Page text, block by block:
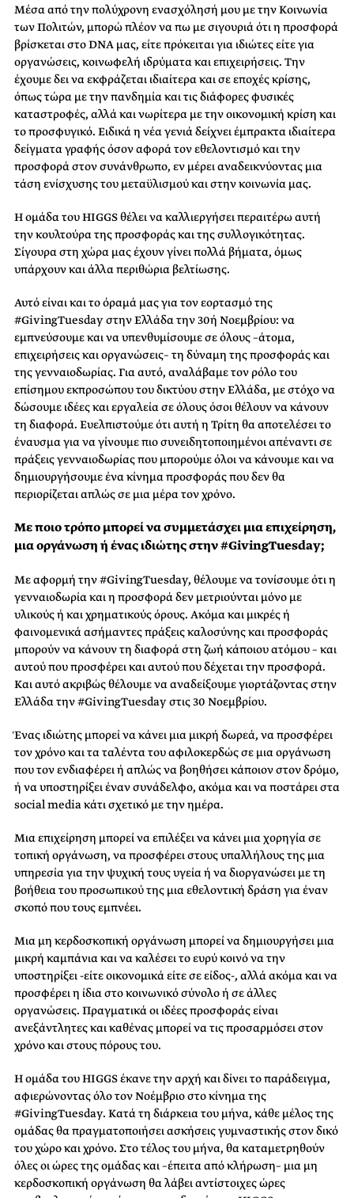
Μέσα από την πολύχρονη ενασχόλησή μου με την Κοινωνία
των Πολιτών, μπορώ πλέον να πω με σιγουριά ότι η προσφορά
βρίσκεται στο DNA μας, είτε πρόκειται για ιδιώτες είτε για
οργανώσεις, κοινωφελή ιδρύματα και επιχειρήσεις. Την
έχουμε δει να εκφράζεται ιδιαίτερα και σε εποχές κρίσης,
όπως τώρα με την πανδημία και τις διάφορες φυσικές
καταστροφές, αλλά και νωρίτερα με την οικονομική κρίση και
το προσφυγικό. Ειδικά η νέα γενιά δείχνει έμπρακτα ιδιαίτερα
δείγματα γραφής όσον αφορά τον εθελοντισμό και την
προσφορά στον συνάνθρωπο, εν μέρει αναδεικνύοντας μια
τάση ενίσχυσης του μεταϋλισμού και στην κοινωνία μας.
Η ομάδα του HIGGS θέλει να καλλιεργήσει περαιτέρω αυτή
την κουλτούρα της προσφοράς και της συλλογικότητας.
Σίγουρα στη χώρα μας έχουν γίνει πολλά βήματα, όμως
υπάρχουν και άλλα περιθώρια βελτίωσης.
Αυτό είναι και το όραμά μας για τον εορτασμό της
#GivingTuesday στην Ελλάδα την 30ή Νοεμβρίου: να
εμπνεύσουμε και να υπενθυμίσουμε σε όλους –άτομα,
επιχειρήσεις και οργανώσεις– τη δύναμη της προσφοράς και
της γενναιοδωρίας. Για αυτό, αναλάβαμε τον ρόλο του
επίσημου εκπροσώπου του δικτύου στην Ελλάδα, με στόχο να
δώσουμε ιδέες και εργαλεία σε όλους όσοι θέλουν να κάνουν
τη διαφορά. Ευελπιστούμε ότι αυτή η Τρίτη θα αποτελέσει το
έναυσμα για να γίνουμε πιο συνειδητοποιημένοι απέναντι σε
πράξεις γενναιοδωρίας που μπορούμε όλοι να κάνουμε και να
δημιουργήσουμε ένα κίνημα προσφοράς που δεν θα
περιορίζεται απλώς σε μια μέρα τον χρόνο.
Με ποιο τρόπο μπορεί να συμμετάσχει μια επιχείρηση,
μια οργάνωση ή ένας ιδιώτης στην #GivingTuesday;
Με αφορμή την #GivingTuesday, θέλουμε να τονίσουμε ότι η
γενναιοδωρία και η προσφορά δεν μετριούνται μόνο με
υλικούς ή και χρηματικούς όρους. Ακόμα και μικρές ή
φαινομενικά ασήμαντες πράξεις καλοσύνης και προσφοράς
μπορούν να κάνουν τη διαφορά στη ζωή κάποιου ατόμου – και
αυτού που προσφέρει και αυτού που δέχεται την προσφορά.
Και αυτό ακριβώς θέλουμε να αναδείξουμε γιορτάζοντας στην
Ελλάδα την #GivingTuesday στις 30 Νοεμβρίου.
Ένας ιδιώτης μπορεί να κάνει μια μικρή δωρεά, να προσφέρει
τον χρόνο και τα ταλέντα του αφιλοκερδώς σε μια οργάνωση
που τον ενδιαφέρει ή απλώς να βοηθήσει κάποιον στον δρόμο,
ή να υποστηρίξει έναν συνάδελφο, ακόμα και να ποστάρει στα
social media κάτι σχετικό με την ημέρα.
Μια επιχείρηση μπορεί να επιλέξει να κάνει μια χορηγία σε
τοπική οργάνωση, να προσφέρει στους υπαλλήλους της μια
υπηρεσία για την ψυχική τους υγεία ή να διοργανώσει με τη
βοήθεια του προσωπικού της μια εθελοντική δράση για έναν
σκοπό που τους εμπνέει.
Μια μη κερδοσκοπική οργάνωση μπορεί να δημιουργήσει μια
μικρή καμπάνια και να καλέσει το ευρύ κοινό να την
υποστηρίξει -είτε οικονομικά είτε σε είδος-, αλλά ακόμα και να
προσφέρει η ίδια στο κοινωνικό σύνολο ή σε άλλες
οργανώσεις. Πραγματικά οι ιδέες προσφοράς είναι
ανεξάντλητες και καθένας μπορεί να τις προσαρμόσει στον
χρόνο και στους πόρους του.
Η ομάδα του HIGGS έκανε την αρχή και δίνει το παράδειγμα,
αφιερώνοντας όλο τον Νοέμβριο στο κίνημα της
#GivingTuesday. Κατά τη διάρκεια του μήνα, κάθε μέλος της
ομάδας θα πραγματοποιήσει ασκήσεις γυμναστικής στον δικό
του χώρο και χρόνο. Στο τέλος του μήνα, θα καταμετρηθούν
όλες οι ώρες της ομάδας και –έπειτα από κλήρωση– μια μη
κερδοσκοπική οργάνωση θα λάβει αντίστοιχες ώρες